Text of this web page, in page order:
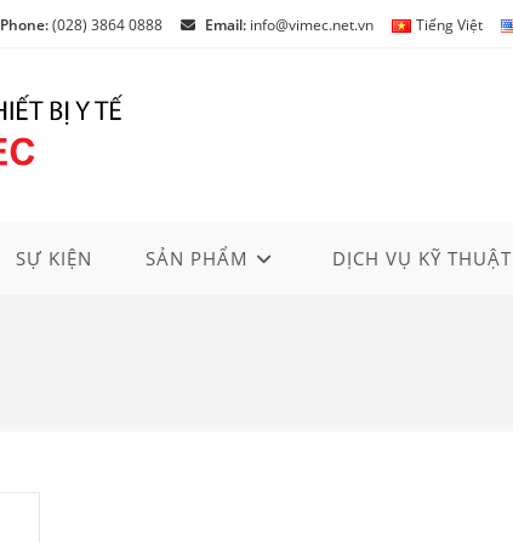
Phone:(028) 3864 0888 Email:info@vimec.net.vn Tiếng Việt
SỰ KIỆN SẢN PHẨM DỊCH VỤ KỸ THUẬT